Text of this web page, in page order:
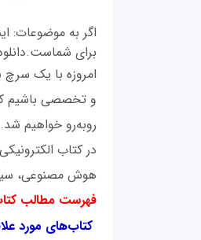
اگر به موضوعات:
برای
امروزه با یک سرچ
و تخصصی باشیم
رو‌به‌رو خواهیم شد.
هوش مصنوعی،
فهرست مطالب
کتاب‌های مورد